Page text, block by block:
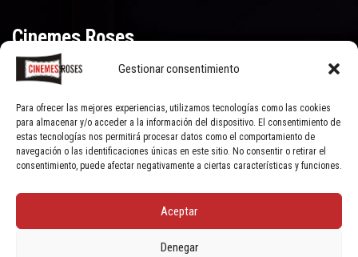
Gestionar consentimiento
Para ofrecer las mejores experiencias, utilizamos tecnologías como las cookies
para almacenar y/o acceder a la información del dispositivo. El consentimiento de
estas tecnologías nos permitirá procesar datos como el comportamiento de
navegación o las identificaciones únicas en este sitio. No consentir o retirar el
consentimiento, puede afectar negativamente a ciertas características y funciones.
Aceptar
Denegar
Cinemes Roses
Gran Via de Pau Casals 250, 17480 Roses (Girona)
972 15 46 46
© Cinemes Roses - 2022, all rights reserved | Powered by